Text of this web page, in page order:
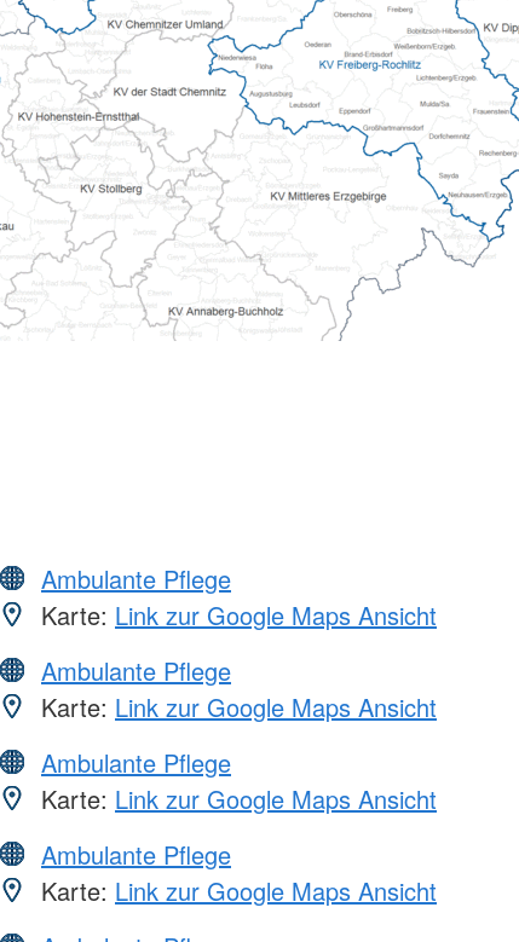
Ambulante Pflege
Karte: Link zur Google Maps Ansicht
Ambulante Pflege
Karte: Link zur Google Maps Ansicht
Ambulante Pflege
Karte: Link zur Google Maps Ansicht
Ambulante Pflege
Karte: Link zur Google Maps Ansicht